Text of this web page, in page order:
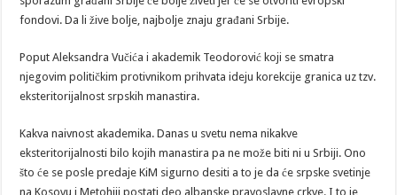
fondovi. Da li žive bolje, najbolje znaju građani Srbije.
Poput Aleksandra Vučića i akademik Teodorović koji se smatra
njegovim političkim protivnikom prihvata ideju korekcije granica uz tzv.
eksteritorijalnost srpskih manastira.
Kakva naivnost akademika. Danas u svetu nema nikakve
eksteritorijalnosti bilo kojih manastira pa ne može biti ni u Srbiji. Ono
što će se posle predaje KiM sigurno desiti a to je da će srpske svetinje
na Kosovu i Metohiji postati deo albanske pravoslavne crkve. I to je